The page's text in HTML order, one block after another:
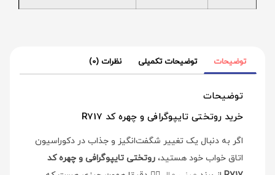
توضیحات توضیحات تکمیلی نظرات (0)
توضیحات
خرید روتختی تایپوگرافی و چهره کد R717
اگر به دنبال یک تغییر شگفت‌انگیز و جذاب در دکوراسیون
اتاق خواب خود هستید، روتختی تایپوگرافی و چهره کد